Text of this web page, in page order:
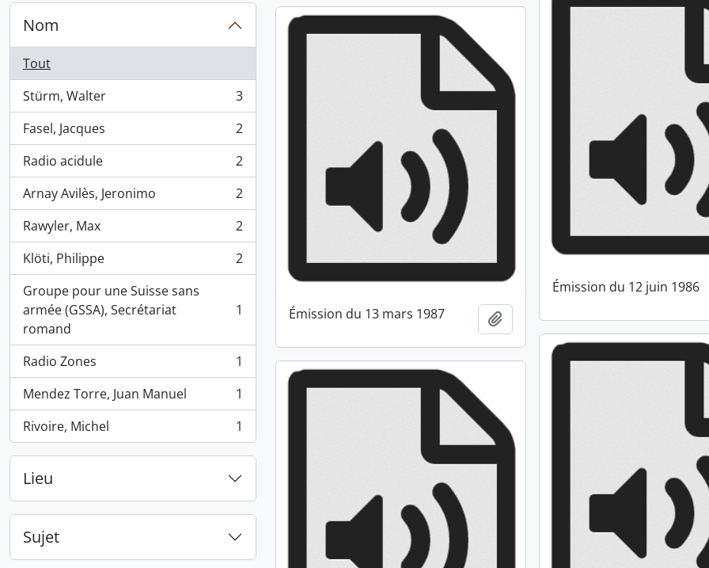
Nom
Tout
Stürm, Walter
, 3 résultats
3
Fasel, Jacques
, 2 résultats
2
Radio acidule
, 2 résultats
2
Arnay Avilès, Jeronimo
, 2 résultats
2
Rawyler, Max
, 2 résultats
2
Klöti, Philippe
, 2 résultats
2
Groupe pour une Suisse sans
armée (GSSA), Secrétariat
romand
, 1 résultats 1
Radio Zones
, 1 résultats
1
Mendez Torre, Juan Manuel
, 1 résultats
1
Rivoire, Michel
, 1 résultats 1
Lieu
Sujet
Émission du 12 juin 1986
Émission du 13 mars 1987
Ajouter au presse-papier